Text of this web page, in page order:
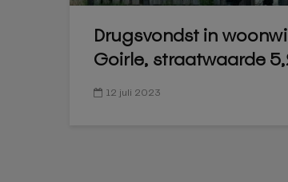
Drugsvondst in
Goirle, straatwaarde
12 juli 2023